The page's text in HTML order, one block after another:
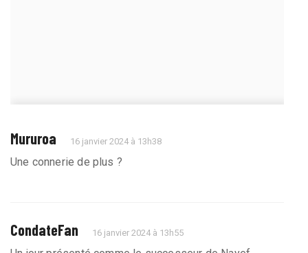
Mururoa 16 janvier 2024 à 13h38
Une connerie de plus ?
CondateFan 16 janvier 2024 à 13h55